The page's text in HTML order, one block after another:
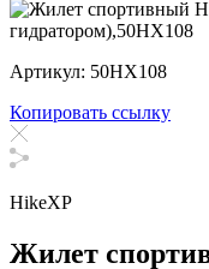
Артикул: 50HX108
Копировать ссылку
HikeXP
Жилет